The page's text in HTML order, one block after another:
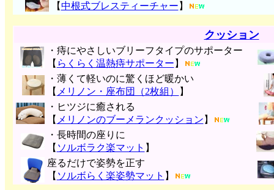
【中根式ブレスティーチャー 】
クッション
・痔にやさしいブリーフタイプのサポーター
【 らくらく温熱痔サポーター 】
・薄くて軽いのに驚くほど暖かい
【 メリノン・座布団（2枚組）
】
・ヒツジに癒される
【 メリノンのブーメランクッション 】
・長時間の座りに
【 ソルボラク楽マット 】
座るだけで姿勢を正す
【 ソルボらく楽姿勢マット 】